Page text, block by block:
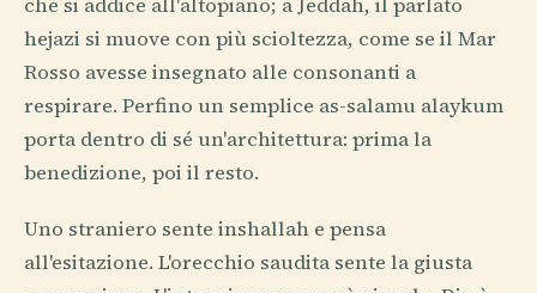
hejazi si muove con più scioltezza, come se il Mar
Rosso avesse insegnato alle consonanti a
respirare. Perfino un semplice as-salamu alaykum
porta dentro di sé un'architettura: prima la
benedizione, poi il resto.
Uno straniero sente inshallah e pensa
all'esitazione. L'orecchio saudita sente la giusta